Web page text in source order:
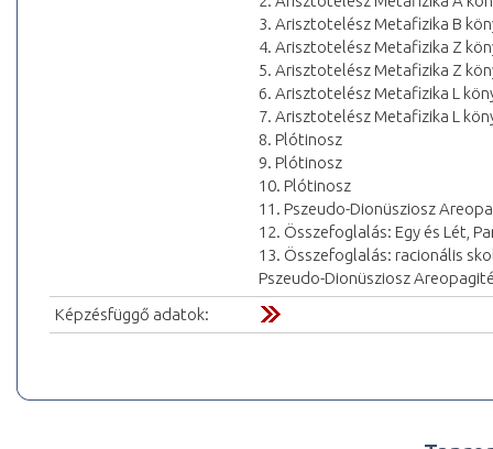
3. Arisztotelész Metafizika B
4. Arisztotelész Metafizika Z
5. Arisztotelész Metafizika Z
6. Arisztotelész Metafizika L
7. Arisztotelész Metafizika L
8. Plótinosz
9. Plótinosz
10. Plótinosz
11. Pszeudo-Dionüsziosz
12. Összefoglalás: Egy és Lét,
13. Összefoglalás: racionális
Pszeudo-Dionüsziosz
Képzésfüggő adatok: